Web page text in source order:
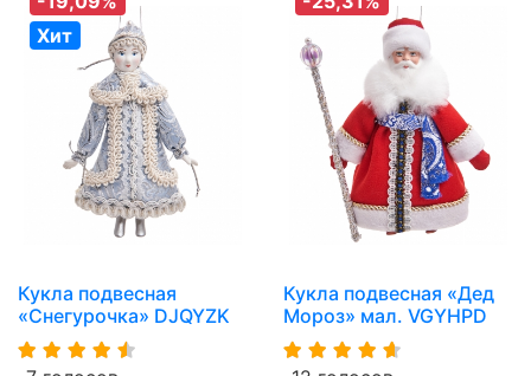
Хит
Кукла подвесная
«Снегурочка» DJQYZK
Кукла подвесная «Дед
Мороз» мал. VGYHPD